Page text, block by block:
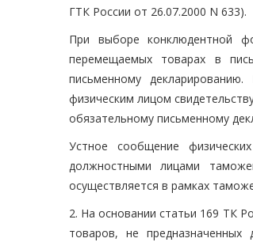
ГТК России от 26.07.2000 N 633).
При выборе конклюдентной
перемещаемых товарах в
письменному
физическим лицом
обязательному письменному
Устное сообщение
должностными лицами
осуществляется в рамках
2. На основании статьи 169 ТК
товаров, не